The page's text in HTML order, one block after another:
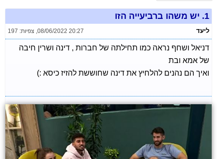
1. יש משהו ברביעייה הזו
ליעד 08/06/2022 20:27
, צפיות: 197
דניאל ושחף נראה כמו תחילתה של חברות , דינה ושרין חיבה
של אמא ובת
ואיך הם נהנים להלחיץ את דינה שחוששת להזיז כיסא :)